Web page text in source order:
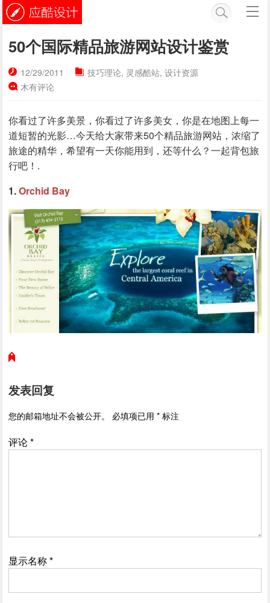
50个国际精品旅游网站设计鉴赏
12/29/2011 技巧理论, 灵感酷站,设计资源
木有评论
你看过了许多美景，你看过了许多美女，你是在地图上每一
道短暂的光影…今天给大家带来50个精品旅游网站，浓缩了
旅途的精华，希望有一天你能用到，还等什么？一起背包旅
行吧！.
1.Orchid Bay
发表回复
您的邮箱地址不会被公开。 必填项已用* 标注
评论*
显示名称*